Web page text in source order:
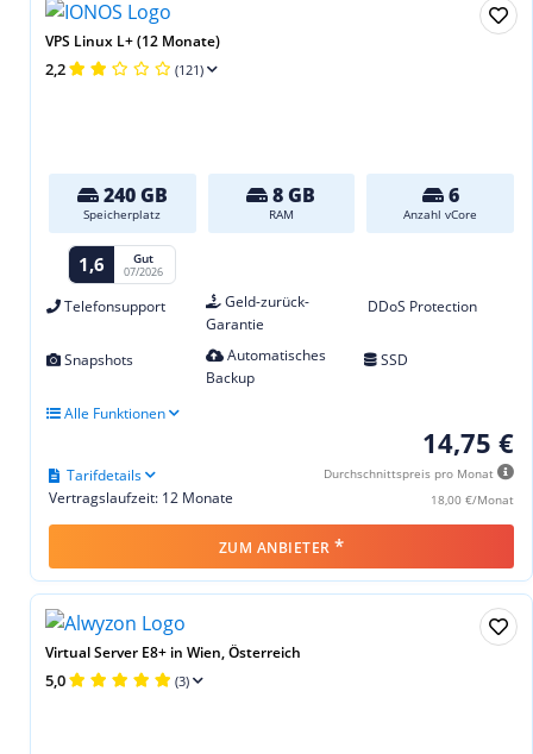
VPS Linux L+ (12 Monate)
2,2 (121)
240 GB
Speicherplatz
8 GB
RAM
6
Anzahl vCore
1,6 Gut
07/2026
Telefonsupport
Geld-zurück-
Garantie
DDoS Protection
Snapshots
Automatisches
Backup
SSD
Alle Funktionen
14,75 €
Durchschnittspreis pro Monat
18,00 €/Monat
Vertragslaufzeit: 12 Monate
Tarifdetails
ZUM ANBIETER *
Virtual Server E8+ in Wien, Österreich
5,0 (3)